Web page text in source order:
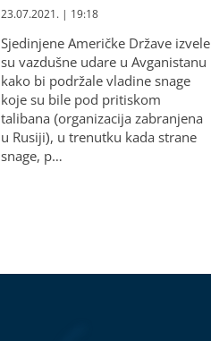
23.07.2021. | 19:18
Sjedinjene Američke Države izvele
su vazdušne udare u Avganistanu
kako bi podržale vladine snage
koje su bile pod pritiskom
talibana (organizacija zabranjena
u Rusiji), u trenutku kada strane
snage, p…